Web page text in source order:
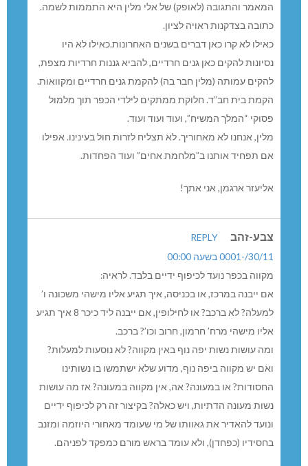
והתגובה (לאופק) של אלי מלין היא התממות לשמה.
בצדקנות ראויה לציון.
לא קרו כאן דברים בשנים האחרונות.כאילו לא היו
להקים כאן גנים חרדיים, להביא גננות חרדיות מצפת,
עמותה (מלין חבר בה) להקמת גנים חרדיים ומקוואות.
בית חב”ד. חלוקת ממתקים לילדי הכפר תוך מלמול
“המלך המשיח”, ועוד ועוד ועוד.
אנחנו לא מאחוריך. לא תצליח לזרות חול בעינינו. אפילו
תפחיד אותנו ב”מלחמת אחים” ועוד הפחדות.
ארגמן, אני אתך!
זהב
REPLY
בכפר נועד לכיפוף ידיים בלבד. לראיה:
ייבנה במרכז, או בכניסה, איך תגיע אליו מישהי משכונה ו’
למעלה? לא ברכב? או לחילופין, אם ייבנה ליד כיכר 8 איך תגיע
מישהי מרח’ חרמון, חרוב וכו’? ברכב.
עושות נשות יפה נוף באין מקווה? לא נוסעות למעלות?
יש מקווה ביפה נוף, מדוע שלא ישתמשו בו נשותינו
או במעונה? אה, אין מקווה במעונה? אז מה עושות
מעונה הדתיות, ויש כאלה? בקיצור זה רק לכיפוף ידיים
להאדיר את גאוותו של מי שעומד מאחורי היוזמה ומזנב
(כפחדן), ולא עומד בראש מורם כמפקד לפניהם.